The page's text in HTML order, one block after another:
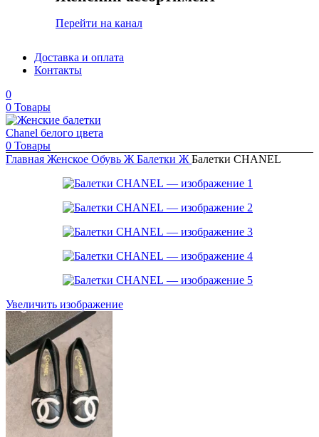
Перейти на канал
Доставка и оплата
Контакты
0
0 Товары
0 Товары
Главная Женское Обувь Ж Балетки Ж Балетки CHANEL
Увеличить изображение